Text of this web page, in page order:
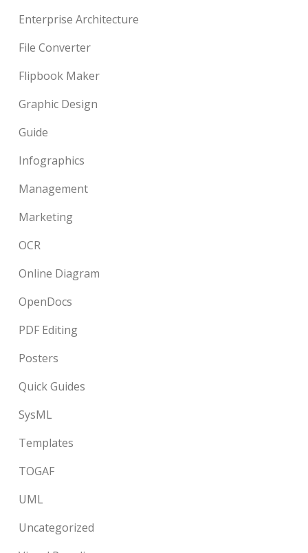
Enterprise Architecture
File Converter
Flipbook Maker
Graphic Design
Guide
Infographics
Management
Marketing
OCR
Online Diagram
OpenDocs
PDF Editing
Posters
Quick Guides
SysML
Templates
TOGAF
UML
Uncategorized